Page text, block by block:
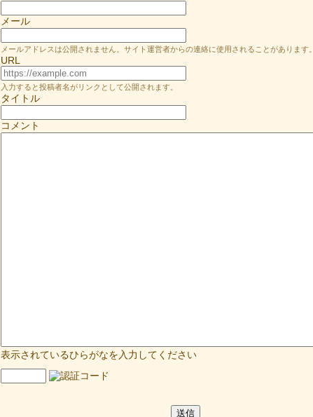
メール
メールアドレスは公開されません。サイト運営者からの連絡に使用されることがあります。
URL
入力すると投稿者名がリンクとして公開されます。
タイトル
コメント
表示されているひらがなを入力してください